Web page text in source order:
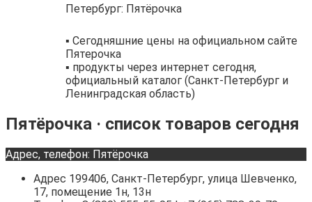
Петербург: Пятёрочка
▪️ Сегодняшние цены на официальном сайте
Пятерочка
▪️ продукты через интернет сегодня,
официальный каталог (Санкт-Петербург и
Ленинградская область)
Пятёрочка · список товаров сегодня
Адрес, телефон: Пятёрочка
Адрес 199406, Санкт-Петербург, улица Шевченко,
17, помещение 1н, 13н